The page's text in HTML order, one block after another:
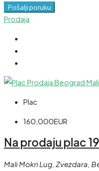
Pošalji poruku
Prodaja
Plac
160,000EUR
Na prodaju plac
Mali Mokri Lug, Zvezdara,